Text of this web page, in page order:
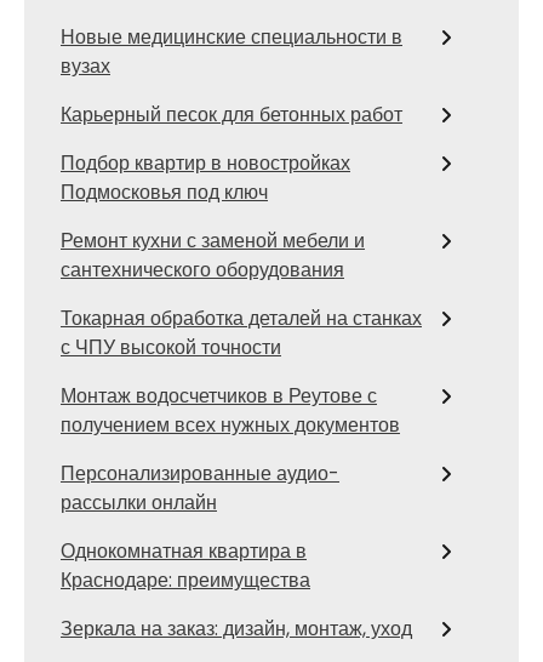
Новые медицинские специальности в
вузах
Карьерный песок для бетонных работ
Подбор квартир в новостройках
Подмосковья под ключ
Ремонт кухни с заменой мебели и
сантехнического оборудования
Токарная обработка деталей на станках
с ЧПУ высокой точности
Монтаж водосчетчиков в Реутове с
получением всех нужных документов
Персонализированные аудио-
рассылки онлайн
Однокомнатная квартира в
Краснодаре: преимущества
Зеркала на заказ: дизайн, монтаж, уход